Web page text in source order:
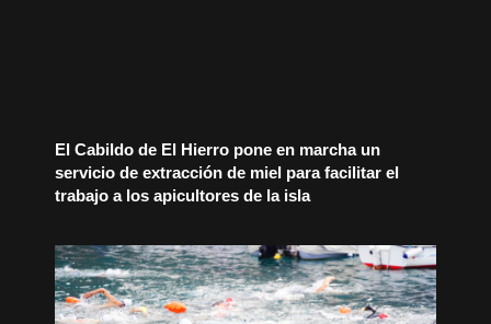
El Cabildo de El Hierro pone en marcha un
servicio de extracción de miel para facilitar el
trabajo a los apicultores de la isla